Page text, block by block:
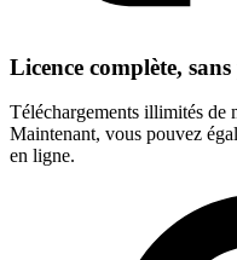
Licence complète,
Téléchargements illimités de
Maintenant, vous pouvez
en ligne.